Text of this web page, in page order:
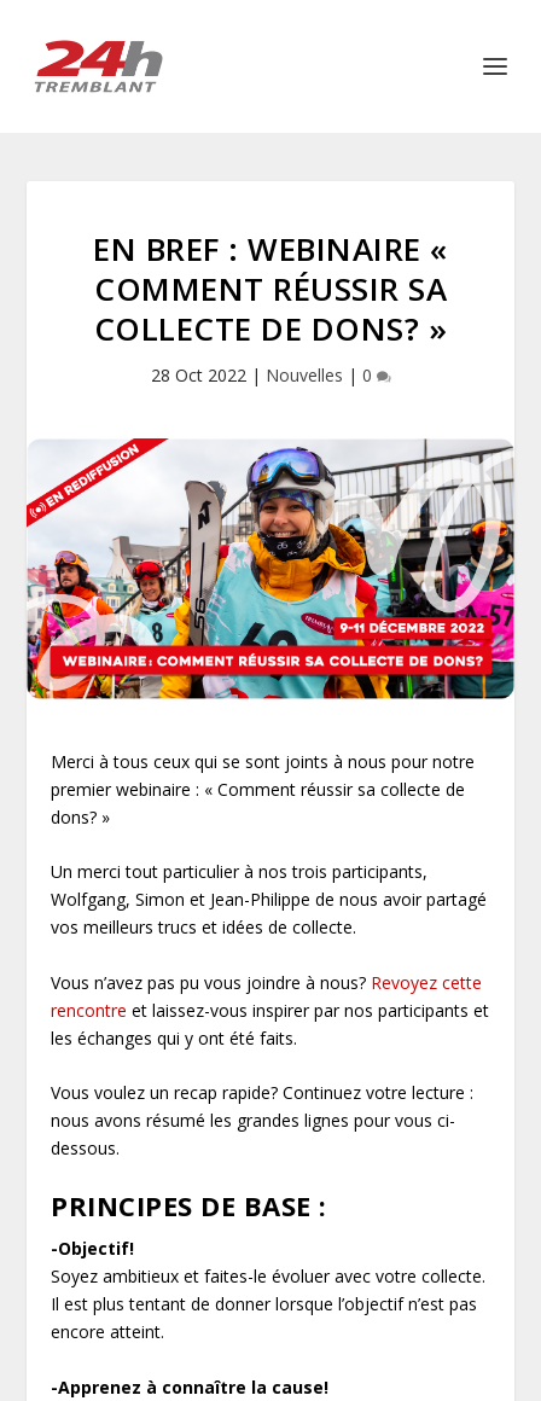
EN BREF : WEBINAIRE «
COMMENT RÉUSSIR SA
COLLECTE DE DONS? »
28 Oct 2022| Nouvelles | 0
Merci à tous ceux qui se sont joints à nous pour notre
premier webinaire : « Comment réussir sa collecte de
dons? »
Un merci tout particulier à nos trois participants,
Wolfgang, Simon et Jean-Philippe de nous avoir partagé
vos meilleurs trucs et idées de collecte.
Vous n’avez pas pu vous joindre à nous? Revoyez cette
rencontre et laissez-vous inspirer par nos participants et
les échanges qui y ont été faits.
Vous voulez un recap rapide? Continuez votre lecture :
nous avons résumé les grandes lignes pour vous ci-
dessous.
PRINCIPES DE BASE :
-Objectif!
Soyez ambitieux et faites-le évoluer avec votre collecte.
Il est plus tentant de donner lorsque l’objectif n’est pas
encore atteint.
-Apprenez à connaître la cause!